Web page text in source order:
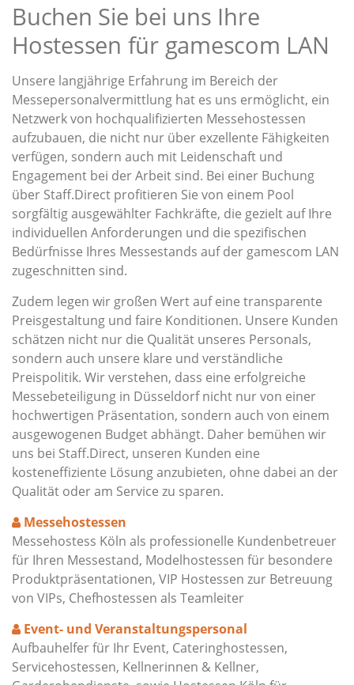
Buchen Sie bei uns Ihre
Hostessen für gamescom LAN
Unsere langjährige Erfahrung im Bereich der
Messepersonalvermittlung hat es uns ermöglicht, ein
Netzwerk von hochqualifizierten Messehostessen
aufzubauen, die nicht nur über exzellente Fähigkeiten
verfügen, sondern auch mit Leidenschaft und
Engagement bei der Arbeit sind. Bei einer Buchung
über Staff.Direct profitieren Sie von einem Pool
sorgfältig ausgewählter Fachkräfte, die gezielt auf Ihre
individuellen Anforderungen und die spezifischen
Bedürfnisse Ihres Messestands auf der gamescom LAN
zugeschnitten sind.
Zudem legen wir großen Wert auf eine transparente
Preisgestaltung und faire Konditionen. Unsere Kunden
schätzen nicht nur die Qualität unseres Personals,
sondern auch unsere klare und verständliche
Preispolitik. Wir verstehen, dass eine erfolgreiche
Messebeteiligung in Düsseldorf nicht nur von einer
hochwertigen Präsentation, sondern auch von einem
ausgewogenen Budget abhängt. Daher bemühen wir
uns bei Staff.Direct, unseren Kunden eine
kosteneffiziente Lösung anzubieten, ohne dabei an der
Qualität oder am Service zu sparen.
Messehostessen
Messehostess Köln als professionelle Kundenbetreuer
für Ihren Messestand, Modelhostessen für besondere
Produktpräsentationen, VIP Hostessen zur Betreuung
von VIPs, Chefhostessen als Teamleiter
Event- und Veranstaltungspersonal
Aufbauhelfer für Ihr Event, Cateringhostessen,
Servicehostessen, Kellnerinnen & Kellner,